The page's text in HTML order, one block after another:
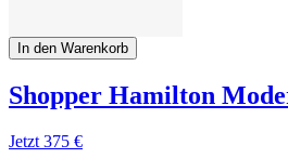
In den Warenkorb
Shopper Hamilton
Jetzt 375 €